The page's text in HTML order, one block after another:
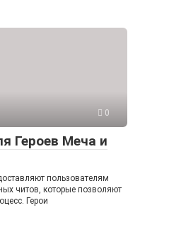
0
Героев Меча и
пользователям
читов, которые позволяют
Герои